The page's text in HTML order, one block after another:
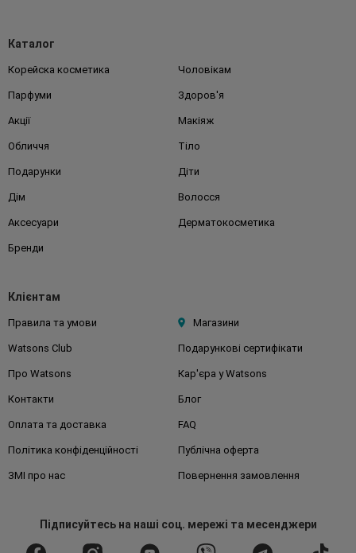
Каталог
Корейска косметика Чоловікам
Парфуми Здоров'я
Акції Макіяж
Обличчя Тіло
Подарунки Діти
Дім Волосся
Аксесуари Дерматокосметика
Бренди
Клієнтам
Правила та умови Магазини
Watsons Club Подарункові сертифікати
Про Watsons Кар'єра у Watsons
Контакти Блог
Оплата та доставка FAQ
Політика конфіденційності Публічна оферта
ЗМІ про нас Повернення замовлення
Підписуйтесьна наші соц. мережі та месенджери